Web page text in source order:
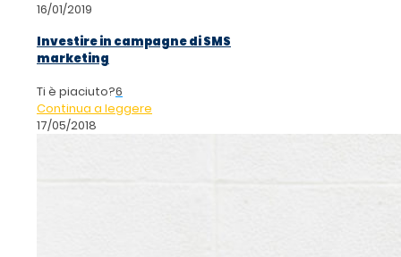
16/01/2019
Investire in campagne di SMS
marketing
Ti è piaciuto?6
Continua a leggere
17/05/2018